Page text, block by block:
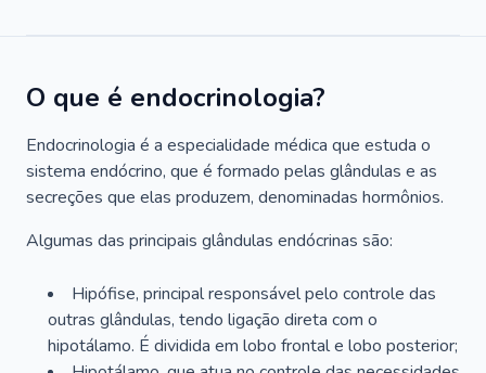
O que é endocrinologia?
Endocrinologia é a especialidade médica que estuda o
sistema endócrino, que é formado pelas glândulas e as
secreções que elas produzem, denominadas hormônios.
Algumas das principais glândulas endócrinas são:
Hipófise, principal responsável pelo controle das
outras glândulas, tendo ligação direta com o
hipotálamo. É dividida em lobo frontal e lobo posterior;